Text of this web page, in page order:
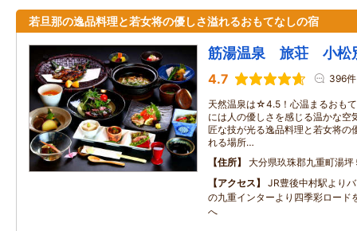
若旦那の逸品料理と若女将の優しさ溢れるおもてなしの宿
筋湯温泉 旅荘 小松
4.7 396件
天然温泉は☆4.5！心温まるおも
には人の優しさを感じる温かな空
匠な技が光る逸品料理と若女将の
れる場所…
住所
大分県玖珠郡九重町湯坪
アクセス
JR豊後中村駅より
の九重インターより四季彩ロード
へ